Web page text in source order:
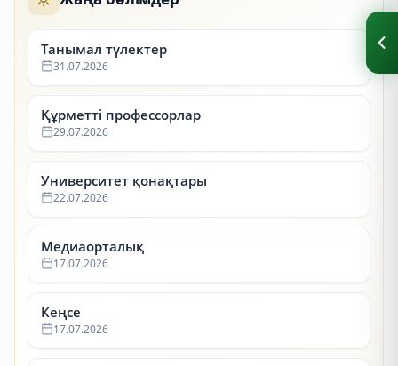
Танымал түлектер
31.07.2026
Құрметті профессорлар
29.07.2026
Университет қонақтары
22.07.2026
Медиаорталық
17.07.2026
Кеңсе
17.07.2026